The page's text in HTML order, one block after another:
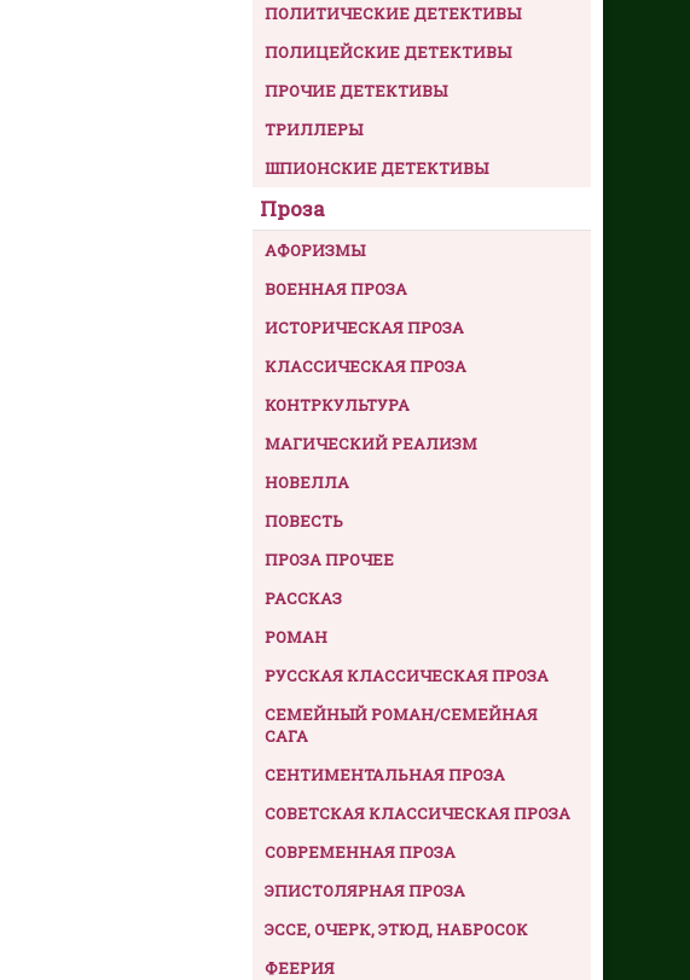
ПОЛИТИЧЕСКИЕ ДЕТЕКТИВЫ
ПОЛИЦЕЙСКИЕ ДЕТЕКТИВЫ
ПРОЧИЕ ДЕТЕКТИВЫ
ТРИЛЛЕРЫ
ШПИОНСКИЕ ДЕТЕКТИВЫ
Проза
АФОРИЗМЫ
ВОЕННАЯ ПРОЗА
ИСТОРИЧЕСКАЯ ПРОЗА
КЛАССИЧЕСКАЯ ПРОЗА
КОНТРКУЛЬТУРА
МАГИЧЕСКИЙ РЕАЛИЗМ
НОВЕЛЛА
ПОВЕСТЬ
ПРОЗА ПРОЧЕЕ
РАССКАЗ
РОМАН
РУССКАЯ КЛАССИЧЕСКАЯ ПРОЗА
СЕМЕЙНЫЙ РОМАН/СЕМЕЙНАЯ
САГА
СЕНТИМЕНТАЛЬНАЯ ПРОЗА
СОВЕТСКАЯ КЛАССИЧЕСКАЯ ПРОЗА
СОВРЕМЕННАЯ ПРОЗА
ЭПИСТОЛЯРНАЯ ПРОЗА
ЭССЕ, ОЧЕРК, ЭТЮД, НАБРОСОК
ФЕЕРИЯ